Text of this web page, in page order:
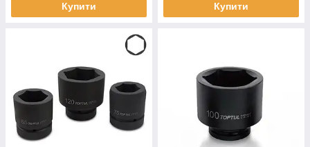
Купити Купити